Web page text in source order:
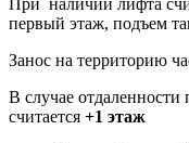
При наличии лифта
первый этаж, подъем
Занос на территорию
В случае отдаленности
считается +1 этаж